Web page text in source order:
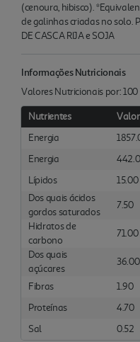
(cenoura, hibisco).
de galinhas criadas no solo.
DE CASCA RIJA e SOJA
Informações Nutricionais
Valores Nutricionais por:
Nutrientes Valor
Energia
Energia
Lípidos
15.00
Dos quais ácidos
gordos saturados
7.50
Hidratos de
carbono
71.00
Dos quais
açúcares
36.00
Fibras 1.90
Proteínas
4.70
Sal
0.52